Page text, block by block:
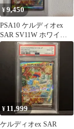
¥9,450
PSA10 ケルディオex
SAR SV11W ホワイト
フレア 169/086
¥ 11,999
ケルディオex SAR